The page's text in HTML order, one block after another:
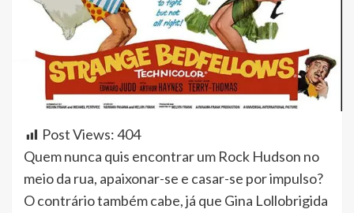
Post Views:404
Quem nunca quis encontrar um Rock Hudson no
meio da rua, apaixonar-se e casar-se por impulso?
O contrário também cabe, já que Gina Lollobrigida